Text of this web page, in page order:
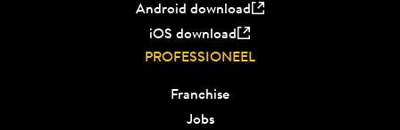
Android download
iOS download
PROFESSIONEEL
Franchise
Jobs